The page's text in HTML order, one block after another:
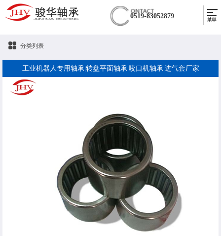
0519-83052879
分类列表
工业机器人专用轴承|转盘平面轴承|咬口机轴承|进气套厂家